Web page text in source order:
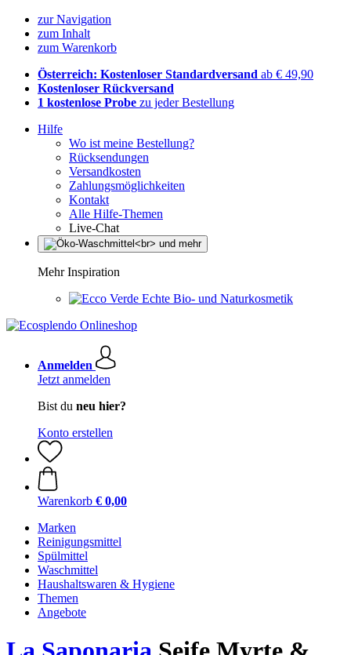
zur Navigation
zum Inhalt
zum Warenkorb
Österreich: Kostenloser Standardversand ab € 49,90
Kostenloser Rückversand
1 kostenlose Probe zu jeder Bestellung
Hilfe
Wo ist meine Bestellung?
Rücksendungen
Versandkosten
Zahlungsmöglichkeiten
Kontakt
Alle Hilfe-Themen
Live-Chat
Mehr Inspiration
Echte Bio- und Naturkosmetik
Anmelden
Jetzt anmelden
Bist du neu hier?
Konto erstellen
Warenkorb € 0,00
Marken
Reinigungsmittel
Spülmittel
Waschmittel
Haushaltswaren & Hygiene
Themen
Angebote